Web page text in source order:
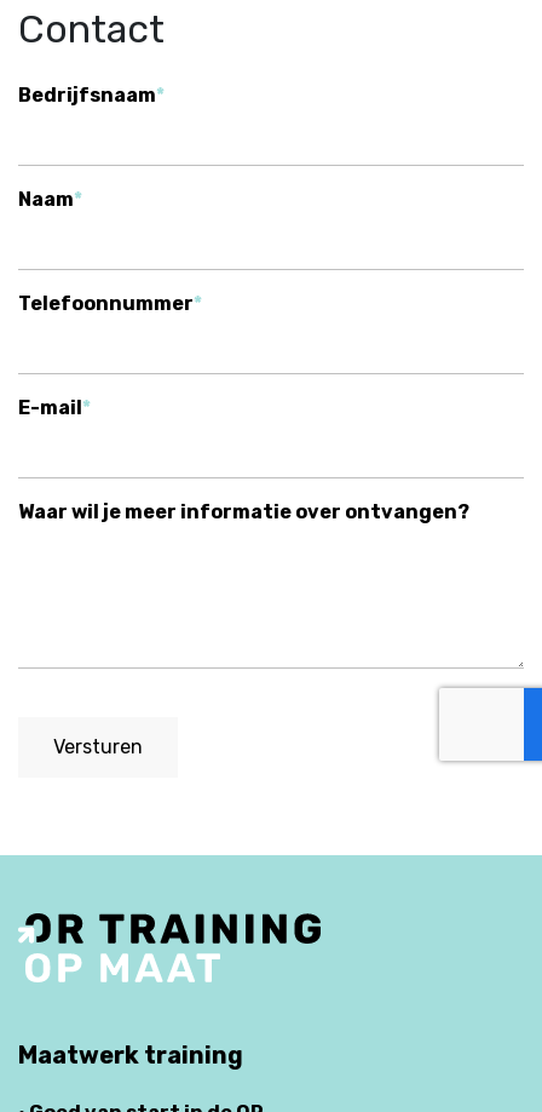
Contact
Bedrijfsnaam
Naam
Telefoonnummer
E-mail
Waar wil je meer informatie over ontvangen?
Versturen
Maatwerk training